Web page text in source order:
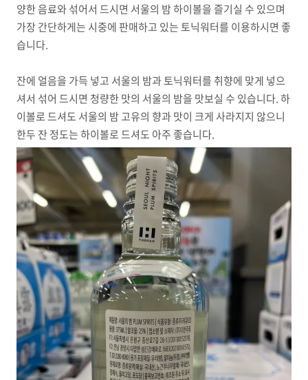
양한 음료와 섞어서 드시면 서울의 밤 하이볼을 즐기실 수 있으며
가장 간단하게는 시중에 판매하고 있는 토닉워터를 이용하시면 좋
습니다.
잔에 얼음을 가득 넣고 서울의 밤과 토닉워터를 취향에 맞게 넣으
셔서 섞어 드시면 청량한 맛의 서울의 밤을 맛보실 수 있습니다. 하
이볼로 드셔도 서울의 밤 고유의 향과 맛이 크게 사라지지 않으니
한두 잔 정도는 하이볼로 드셔도 아주 좋습니다.